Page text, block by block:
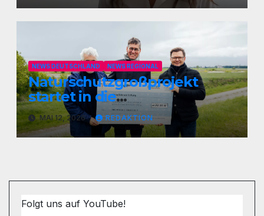
NEWS DEUTSCHLAND NEWS REGIONAL
Naturschutzgroßprojekt
startet in die
Umsetzungsphase
MAI 12, 2026 REDAKTION
Folgt uns auf YouTube!